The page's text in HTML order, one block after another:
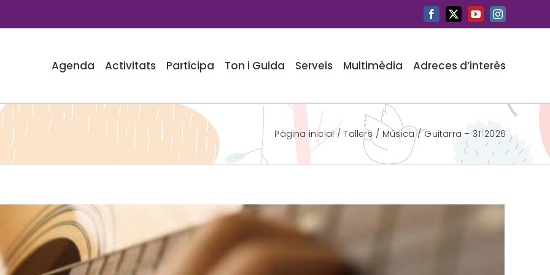
Facebook
X YouTubeInstagram
Agenda Activitats Participa Ton i Guida Serveis Multimèdia Adreces d’interès
Pàgina inicial Tallers Música Guitarra – 3T 2026